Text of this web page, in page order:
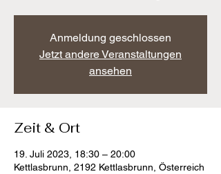
Anmeldung geschlossen
Jetzt andere Veranstaltungen
ansehen
Zeit & Ort
19. Juli 2023, 18:30 – 20:00
Kettlasbrunn, 2192 Kettlasbrunn, Österreich